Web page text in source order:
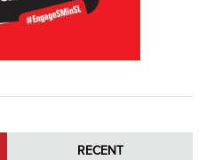
RECENT